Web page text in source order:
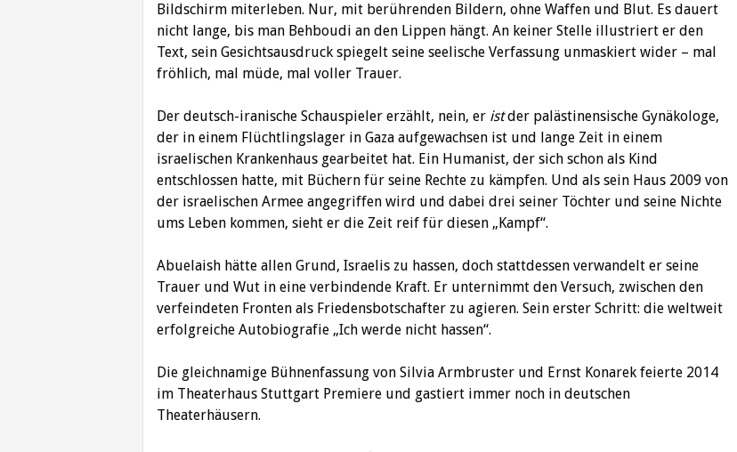
Bildschirm miterleben. Nur, mit berührenden Bildern, ohne Waffen und Blut. Es dauert
nicht lange, bis man Behboudi an den Lippen hängt. An keiner Stelle illustriert er den
Text, sein Gesichtsausdruck spiegelt seine seelische Verfassung unmaskiert wider – mal
fröhlich, mal müde, mal voller Trauer.
Der deutsch-iranische Schauspieler erzählt, nein, er istder palästinensische Gynäkologe,
der in einem Flüchtlingslager in Gaza aufgewachsen ist und lange Zeit in einem
israelischen Krankenhaus gearbeitet hat. Ein Humanist, der sich schon als Kind
entschlossen hatte, mit Büchern für seine Rechte zu kämpfen. Und als sein Haus 2009 von
der israelischen Armee angegriffen wird und dabei drei seiner Töchter und seine Nichte
ums Leben kommen, sieht er die Zeit reif für diesen „Kampf“.
Abuelaish hätte allen Grund, Israelis zu hassen, doch stattdessen verwandelt er seine
Trauer und Wut in eine verbindende Kraft. Er unternimmt den Versuch, zwischen den
verfeindeten Fronten als Friedensbotschafter zu agieren. Sein erster Schritt: die weltweit
erfolgreiche Autobiografie „Ich werde nicht hassen“.
Die gleichnamige Bühnenfassung von Silvia Armbruster und Ernst Konarek feierte 2014
im Theaterhaus Stuttgart Premiere und gastiert immer noch in deutschen
Theaterhäusern.